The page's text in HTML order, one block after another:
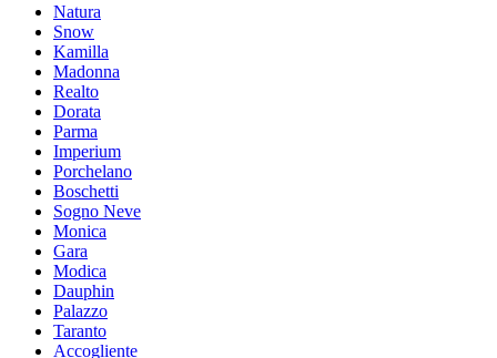
Natura
Snow
Kamilla
Madonna
Realto
Dorata
Parma
Imperium
Porchelano
Boschetti
Sogno Neve
Moniсa
Gara
Modica
Dauphin
Palazzo
Taranto
Accogliente